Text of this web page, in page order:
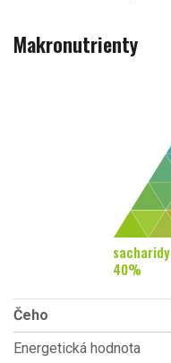
Makronutrienty
sacharidy
40%
Čeho
Energetická hodnota